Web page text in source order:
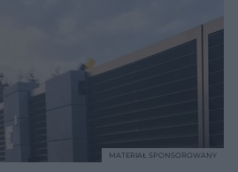
MATERIAŁ SPONSOROWANY